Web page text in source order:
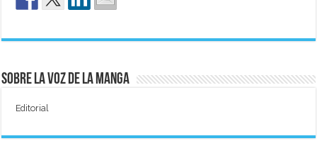
Sobre La Voz de La Manga
Editorial